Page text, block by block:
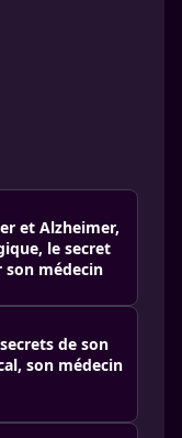
et Alzheimer,
le secret
son médecin
de son
son médecin